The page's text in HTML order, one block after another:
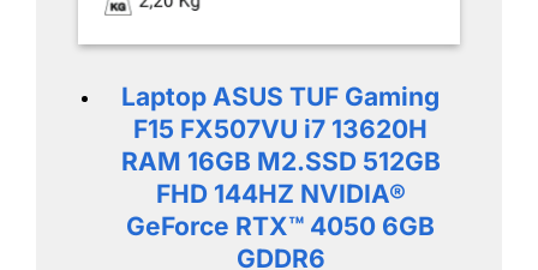
Laptop ASUS TUF Gaming
F15 FX507VU i7 13620H
RAM 16GB M2.SSD 512GB
FHD 144HZ NVIDIA®
GeForce RTX™ 4050 6GB
GDDR6